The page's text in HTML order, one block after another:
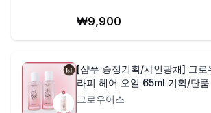
₩9,900
[샴푸 증정기획/샤인광채] 그로
라피 헤어 오일 65ml 기획/단품
그로우어스